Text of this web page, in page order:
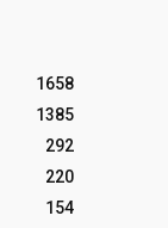
1658
1385
292
220
154